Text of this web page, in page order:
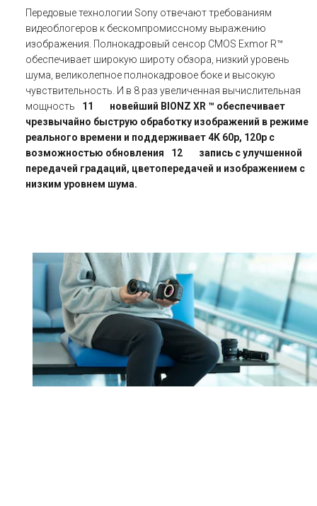
Передовые технологии Sony отвечают требованиям
видеоблогеров к бескомпромиссному выражению
изображения. Полнокадровый сенсор CMOS Exmor R™
обеспечивает широкую широту обзора, низкий уровень
шума, великолепное полнокадровое боке и высокую
чувствительность. И в 8 раз увеличенная вычислительная
мощность
11
новейший BIONZ XR ™ обеспечивает
чрезвычайно быструю обработку изображений в режиме
реального времени и поддерживает 4K 60p, 120p с
возможностью обновления
12
запись с улучшенной
передачей градаций, цветопередачей и изображением с
низким уровнем шума.